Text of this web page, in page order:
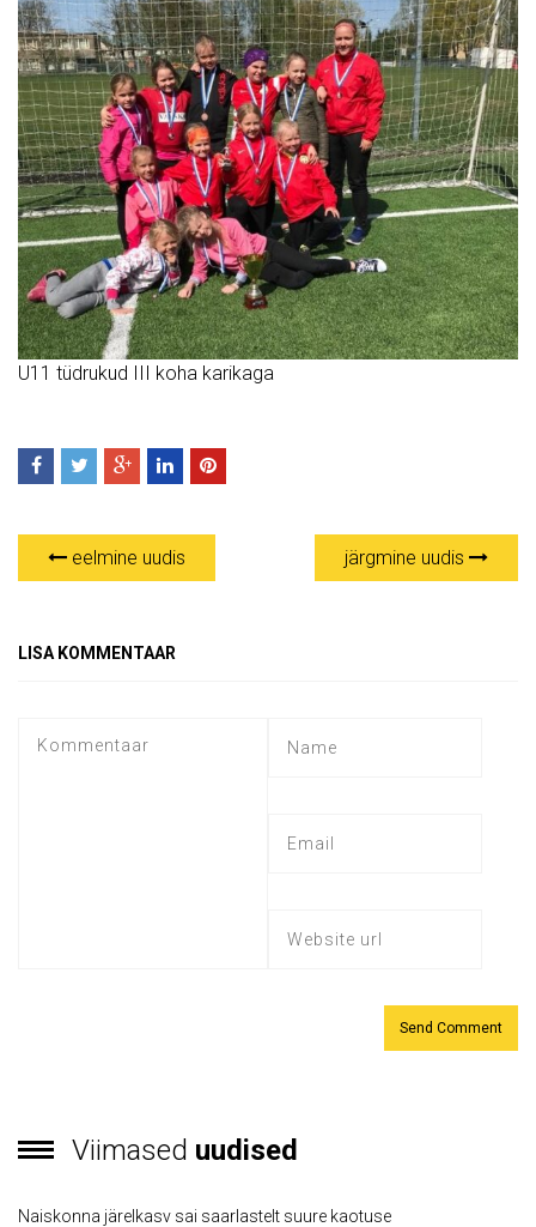
U11 tüdrukud III koha karikaga
eelmine uudis järgmine uudis
LISA KOMMENTAAR
Viimased uudised
Naiskonna järelkasv sai saarlastelt suure kaotuse